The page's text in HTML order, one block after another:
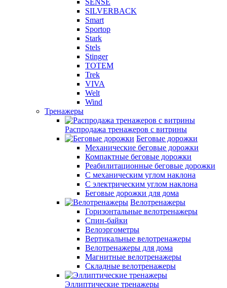
SENSE
SILVERBACK
Smart
Sportop
Stark
Stels
Stinger
TOTEM
Trek
VIVA
Welt
Wind
Тренажеры
Распродажа тренажеров с витрины
Беговые дорожки
Механические беговые дорожки
Компактные беговые дорожки
Реабилитационные беговые дорожки
С механическим углом наклона
С электрическим углом наклона
Беговые дорожки для дома
Велотренажеры
Горизонтальные велотренажеры
Спин-байки
Велоэргометры
Вертикальные велотренажеры
Велотренажеры для дома
Магнитные велотренажеры
Складные велотренажеры
Эллиптические тренажеры